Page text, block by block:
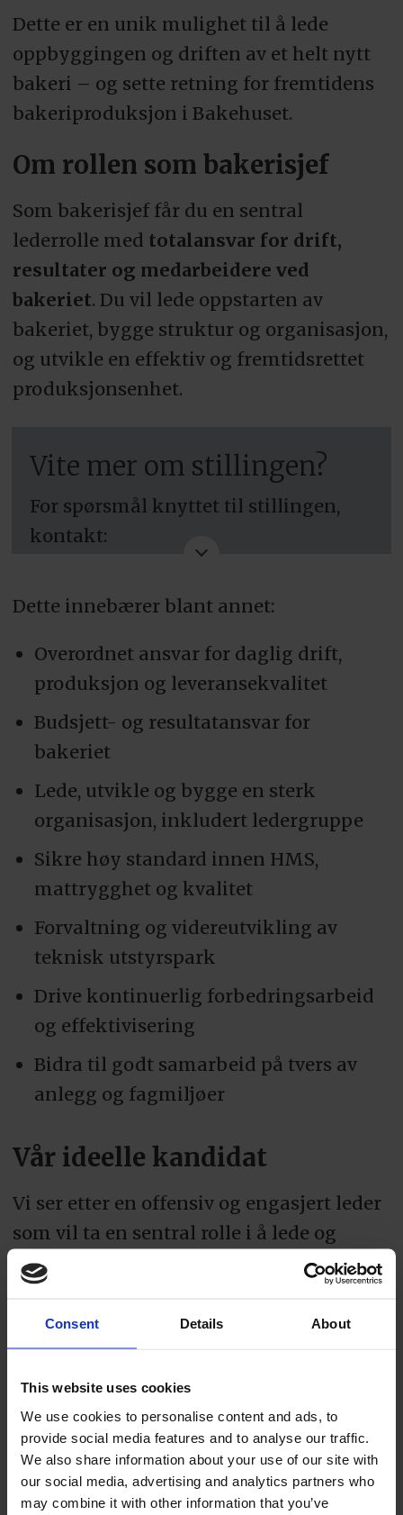
Consent Details About
This website uses cookies
We use cookies to personalise content and ads, to
provide social media features and to analyse our traffic.
We also share information about your use of our site with
our social media, advertising and analytics partners who
may combine it with other information that you’ve
Dette er en unik mulighet til å lede
oppbyggingen og driften av et helt nytt
bakeri – og sette retning for fremtidens
bakeriproduksjon i Bakehuset.
Om rollen som bakerisjef
Som bakerisjef får du en sentral
lederrolle med totalansvar for drift,
resultater og medarbeidere ved
bakeriet. Du vil lede oppstarten av
bakeriet, bygge struktur og organisasjon,
og utvikle en effektiv og fremtidsrettet
produksjonsenhet.
Vite mer om stillingen?
For spørsmål knyttet til stillingen,
kontakt:
Produksjonsdirektør
SØK HER
Dette innebærer blant annet:
Overordnet ansvar for daglig drift,
produksjon og leveransekvalitet
Budsjett- og resultatansvar for
bakeriet
Lede, utvikle og bygge en sterk
organisasjon, inkludert ledergruppe
Sikre høy standard innen HMS,
mattrygghet og kvalitet
Forvaltning og videreutvikling av
teknisk utstyrspark
Drive kontinuerlig forbedringsarbeid
og effektivisering
Bidra til godt samarbeid på tvers av
anlegg og fagmiljøer
Vår ideelle kandidat
Vi ser etter en offensiv og engasjert leder
som vil ta en sentral rolle i å lede og
videreutvikle bakeriet.
utvikle både drift og mennesker i
komplekse produksjonsmiljøer.
Du har et sterkt produksjonsfokus og
motiveres av å håndtere en kompleks og